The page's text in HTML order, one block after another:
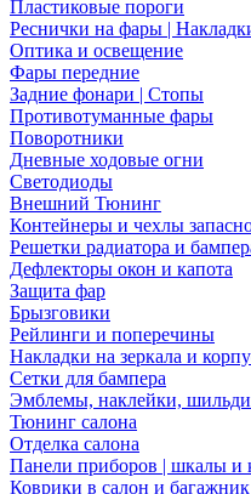
Пластиковые пороги
Реснички на фары |
Оптика и освещение
Фары передние
Задние фонари | Стопы
Противотуманные фары
Поворотники
Дневные ходовые огни
Светодиоды
Внешний Тюнинг
Контейнеры и чехлы
Решетки радиатора и
Дефлекторы окон и капота
Защита фар
Брызговики
Рейлинги и поперечины
Накладки на зеркала и
Сетки для бампера
Эмблемы, наклейки,
Тюнинг салона
Отделка салона
Панели приборов | шкалы и
Коврики в салон и багажник